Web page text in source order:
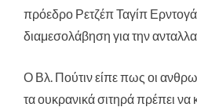
πρόεδρο Ρετζέπ Ταγίπ
διαμεσολάβηση για την
Ο Βλ. Πούτιν είπε πως οι
τα ουκρανικά σιτηρά πρέπει να